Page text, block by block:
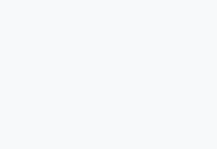
一鍵修復模糊影片、舊照的 AI 好幫手! VideoProc Converter
小朋友才做選擇 投影機 RGB藍牙音響 氛圍情境燈 我通通都
外型超吸晴~ 給您絕佳操控體驗 GravaStar Mercury K1 系列
iPhone 17 系列 有認證的防護來囉！ imos 首家導入 UL MCV
DJI Osmo Pocket 3 爽爽帶回家 歡慶 EaseUS 21 週年到來，
小巧好吸不擋鏡頭 有Qi2認證的 ONPRO MagReact MXs2
超好用的 PLAUD NotePin AI 智慧錄音膠囊~ 您的AI 秘書已